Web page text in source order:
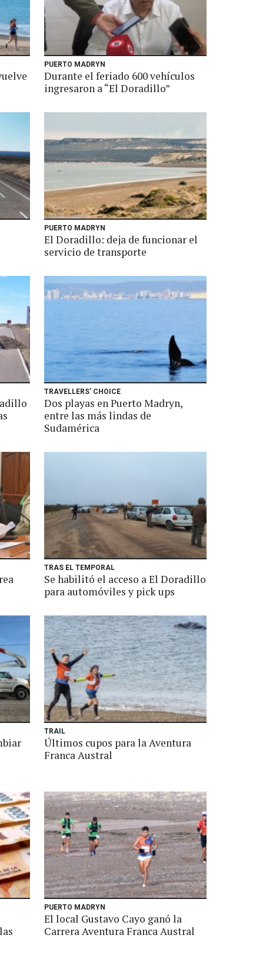
PUERTO MADRYN
Durante el feriado 600 vehículos
ingresaron a “El Doradillo”
PUERTO MADRYN
El Doradillo: deja de funcionar el
servicio de transporte
TRAVELLERS’ CHOICE
Dos playas en Puerto Madryn,
entre las más lindas de
Sudamérica
TRAS EL TEMPORAL
Se habilitó el acceso a El Doradillo
para automóviles y pick ups
TRAIL
Últimos cupos para la Aventura
Franca Austral
PUERTO MADRYN
El local Gustavo Cayo ganó la
Carrera Aventura Franca Austral